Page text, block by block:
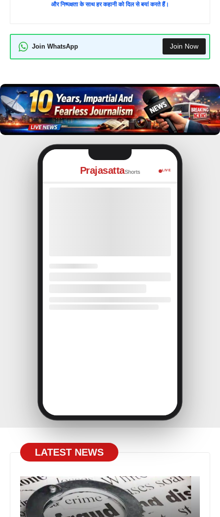
और निष्पक्षता के साथ हर कहानी को दिल से बयां करते हैं।
Join WhatsApp Join Now
PrajasattaShorts LIVE
LATEST NEWS